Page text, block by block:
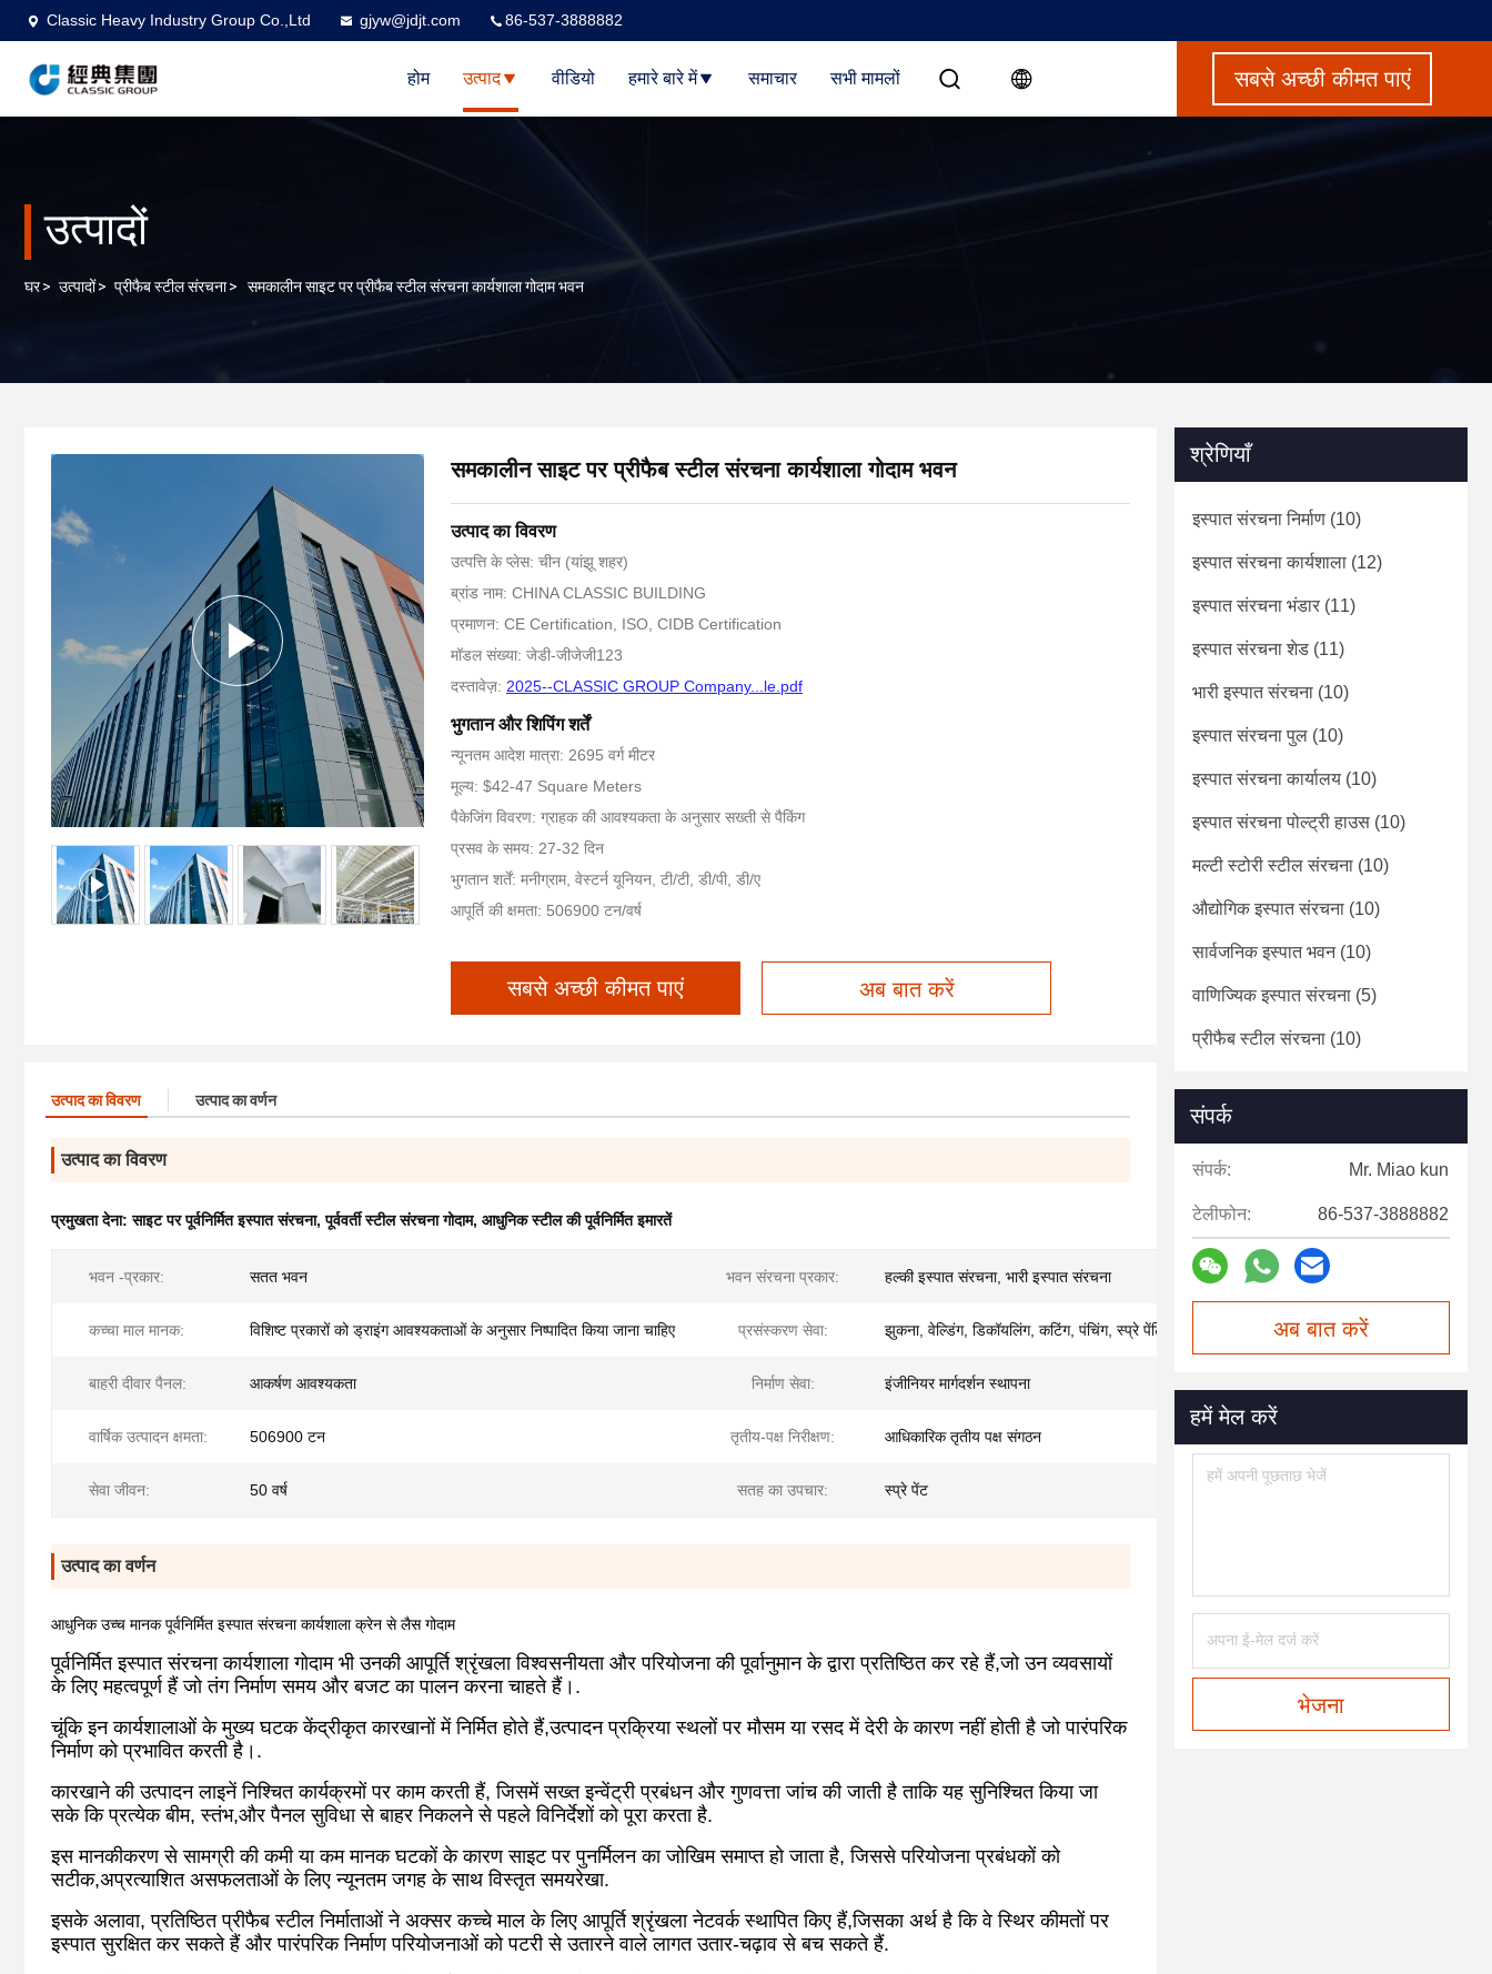
Classic Heavy Industry Group Co.,Ltd gjyw@jdjt.com 86-537-3888882
होम उत्पाद वीडियो हमारे बारे में समाचार सभी मामलों सबसे अच्छी कीमत पाएं
उत्पादों
घर> उत्पादों> प्रीफैब स्टील संरचना> समकालीन साइट पर प्रीफैब स्टील संरचना कार्यशाला गोदाम भवन
समकालीन साइट पर प्रीफैब स्टील संरचना कार्यशाला गोदाम भवन
उत्पाद का विवरण
उत्पत्ति के प्लेस: चीन (यांझू शहर)
ब्रांड नाम: CHINA CLASSIC BUILDING
प्रमाणन: CE Certification, ISO, CIDB Certification
मॉडल संख्या: जेडी-जीजेजी123
दस्तावेज़: 2025--CLASSIC GROUP Company...le.pdf
भुगतान और शिपिंग शर्तें
न्यूनतम आदेश मात्रा: 2695 वर्ग मीटर
मूल्य: $42-47 Square Meters
पैकेजिंग विवरण: ग्राहक की आवश्यकता के अनुसार सख्ती से पैकिंग
प्रसव के समय: 27-32 दिन
भुगतान शर्तें: मनीग्राम, वेस्टर्न यूनियन, टी/टी, डी/पी, डी/ए
आपूर्ति की क्षमता: 506900 टन/वर्ष
सबसे अच्छी कीमत पाएं अब बात करें
उत्पाद का विवरण उत्पाद का वर्णन
उत्पाद का विवरण
प्रमुखता देना:साइट पर पूर्वनिर्मित इस्पात संरचना,पूर्ववर्ती स्टील संरचना गोदाम, आधुनिक स्टील की पूर्वनिर्मित इमारतें
भवन -प्रकार: सतत भवन भवन संरचना प्रकार: हल्की इस्पात संरचना, भारी इस्पात संरचना
कच्चा माल मानक: विशिष्ट प्रकारों को ड्राइंग आवश्यकताओं के अनुसार निष्पादित किया जाना चाहिए प्रसंस्करण सेवा: झुकना, वेल्डिंग, डिकॉयलिंग, कटिंग, पंचिंग, स्प्रे पेंटिंग
बाहरी दीवार पैनल: आकर्षण आवश्यकता निर्माण सेवा: इंजीनियर मार्गदर्शन स्थापना
वार्षिक उत्पादन क्षमता: 506900 टन तृतीय-पक्ष निरीक्षण: आधिकारिक तृतीय पक्ष संगठन
सेवा जीवन: 50 वर्ष सतह का उपचार: स्प्रे पेंट
उत्पाद का वर्णन
आधुनिक उच्च मानक पूर्वनिर्मित इस्पात संरचना कार्यशाला क्रेन से लैस गोदाम
पूर्वनिर्मित इस्पात संरचना कार्यशाला गोदाम भी उनकी आपूर्ति श्रृंखला विश्वसनीयता और परियोजना की पूर्वानुमान के द्वारा प्रतिष्ठित कर रहे हैं,जो उन व्यवसायों
के लिए महत्वपूर्ण हैं जो तंग निर्माण समय और बजट का पालन करना चाहते हैं।.
चूंकि इन कार्यशालाओं के मुख्य घटक केंद्रीकृत कारखानों में निर्मित होते हैं,उत्पादन प्रक्रिया स्थलों पर मौसम या रसद में देरी के कारण नहीं होती है जो पारंपरिक
निर्माण को प्रभावित करती है।.
कारखाने की उत्पादन लाइनें निश्चित कार्यक्रमों पर काम करती हैं, जिसमें सख्त इन्वेंट्री प्रबंधन और गुणवत्ता जांच की जाती है ताकि यह सुनिश्चित किया जा
सके कि प्रत्येक बीम, स्तंभ,और पैनल सुविधा से बाहर निकलने से पहले विनिर्देशों को पूरा करता है.
इस मानकीकरण से सामग्री की कमी या कम मानक घटकों के कारण साइट पर पुनर्मिलन का जोखिम समाप्त हो जाता है, जिससे परियोजना प्रबंधकों को
सटीक,अप्रत्याशित असफलताओं के लिए न्यूनतम जगह के साथ विस्तृत समयरेखा.
इसके अलावा, प्रतिष्ठित प्रीफैब स्टील निर्माताओं ने अक्सर कच्चे माल के लिए आपूर्ति श्रृंखला नेटवर्क स्थापित किए हैं,जिसका अर्थ है कि वे स्थिर कीमतों पर
इस्पात सुरक्षित कर सकते हैं और पारंपरिक निर्माण परियोजनाओं को पटरी से उतारने वाले लागत उतार-चढ़ाव से बच सकते हैं.
श्रेणियाँ
इस्पात संरचना निर्माण (10)
इस्पात संरचना कार्यशाला (12)
इस्पात संरचना भंडार (11)
इस्पात संरचना शेड (11)
भारी इस्पात संरचना (10)
इस्पात संरचना पुल (10)
इस्पात संरचना कार्यालय (10)
इस्पात संरचना पोल्ट्री हाउस (10)
मल्टी स्टोरी स्टील संरचना (10)
औद्योगिक इस्पात संरचना (10)
सार्वजनिक इस्पात भवन(10)
वाणिज्यिक इस्पात संरचना (5)
प्रीफैब स्टील संरचना (10)
संपर्क
संपर्क: Mr. Miao kun
टेलीफोन: 86-537-3888882
अब बात करें
हमें मेल करें
भेजना